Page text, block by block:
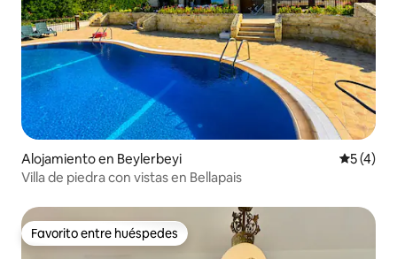
Alojamiento en Beylerbeyi
5 (4)
Villa de piedra con vistas en Bellapais
Favorito entre huéspedes
Favorito entre huéspedes